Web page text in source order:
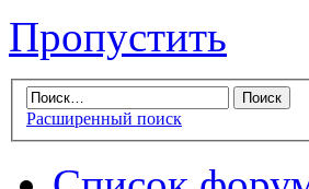
Пропустить
Расширенный поиск